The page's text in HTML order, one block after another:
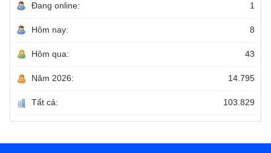
Đang online: 1
Hôm nay: 8
Hôm qua: 43
Năm 2026: 14.795
Tất cả: 103.829